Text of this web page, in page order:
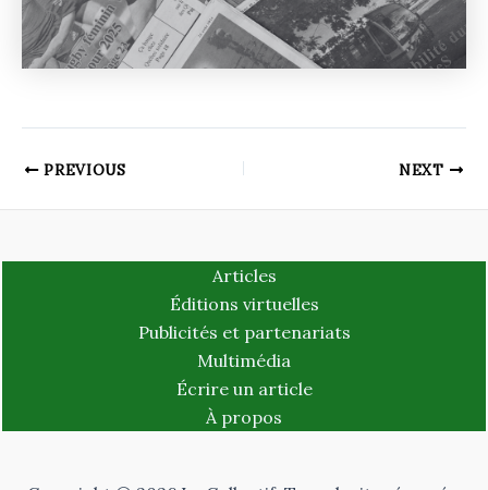
PREVIOUS NEXT
Articles
Éditions virtuelles
Publicités et partenariats
Multimédia
Écrire un article
À propos